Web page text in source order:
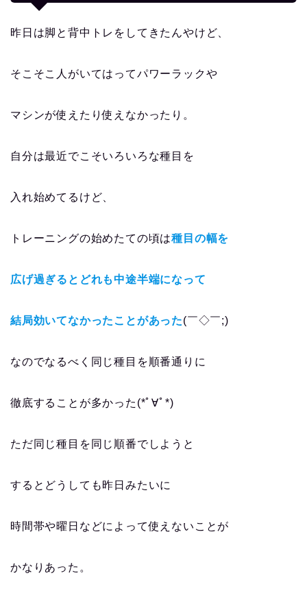
昨日は脚と背中トレをしてきたんやけど、
そこそこ人がいてはってパワーラックや
マシンが使えたり使えなかったり。
自分は最近でこそいろいろな種目を
入れ始めてるけど、
トレーニングの始めたての頃は種目の幅を
広げ過ぎるとどれも中途半端になって
結局効いてなかったことがあった(￣◇￣;)
なのでなるべく同じ種目を順番通りに
徹底することが多かった(*ﾟ∀ﾟ*)
ただ同じ種目を同じ順番でしようと
するとどうしても昨日みたいに
時間帯や曜日などによって使えないことが
かなりあった。